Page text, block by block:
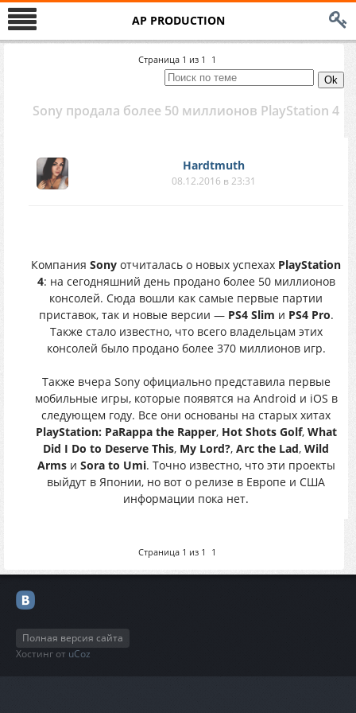
AP PRODUCTION
Страница 1 из 1 1
Sony продала более 50 миллионов PlayStation 4
Hardtmuth
08.12.2016 в 23:31
Компания Sony отчиталась о новых успехах PlayStation
4: на сегодняшний день продано более 50 миллионов
консолей. Сюда вошли как самые первые партии
приставок, так и новые версии — PS4 Slim и PS4 Pro.
Также стало известно, что всего владельцам этих
консолей было продано более 370 миллионов игр.
Также вчера Sony официально представила первые
мобильные игры, которые появятся на Android и iOS в
следующем году. Все они основаны на старых хитах
PlayStation: PaRappa the Rapper, Hot Shots Golf, What
Did I Do to Deserve This, My Lord?, Arc the Lad, Wild
Armsи Sora to Umi. Точно известно, что эти проекты
выйдут в Японии, но вот о релизе в Европе и США
информации пока нет.
Страница 1 из 1 1
Полная версия сайта
Хостинг от uCoz